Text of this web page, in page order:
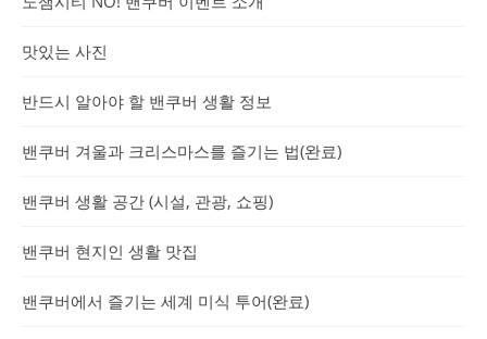
맛있는 사진
반드시 알아야 할 밴쿠버 생활 정보
밴쿠버 겨울과 크리스마스를 즐기는 법(완료)
밴쿠버 생활 공간 (시설, 관광, 쇼핑)
밴쿠버 현지인 생활 맛집
밴쿠버에서 즐기는 세계 미식 투어(완료)